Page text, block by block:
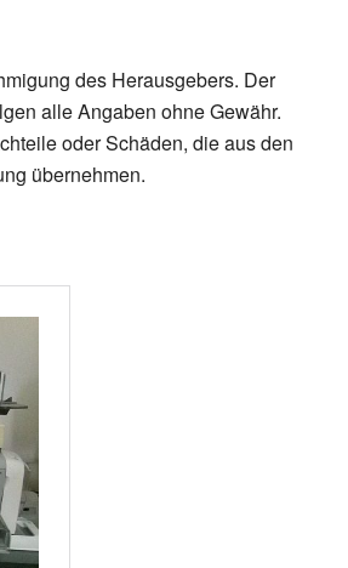
des Herausgebers. Der
alle Angaben ohne Gewähr.
oder Schäden, die aus den
übernehmen.